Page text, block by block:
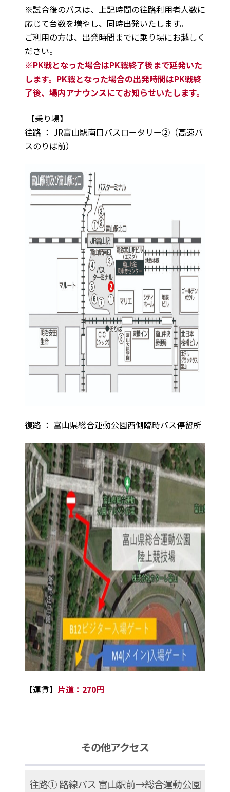
※試合後のバスは、上記時間の往路利用者人数に
応じて台数を増やし、同時出発いたします。
ご利用の方は、出発時間までに乗り場にお越しく
ださい。
※PK戦となった場合はPK戦終了後まで延発いた
します。 PK戦となった場合の出発時間はPK戦終
了後、場内アナウンスにてお知らせいたします。
【乗り場】
往路 ： JR富山駅南口バスロータリー②（高速バ
スのりば前）
復路 ： 富山県総合運動公園西側臨時バス停留所
【運賃】 片道：270円
その他アクセス
往路① 路線バス 富山駅前→総合運動公園